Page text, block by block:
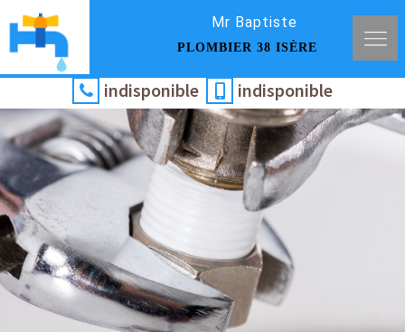
Mr Baptiste
PLOMBIER 38 ISÈRE
indisponible indisponible